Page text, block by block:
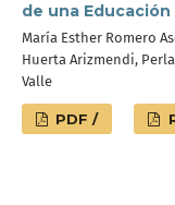
de una Educación
María Esther Romero
Huerta Arizmendi,
Valle
PDF /